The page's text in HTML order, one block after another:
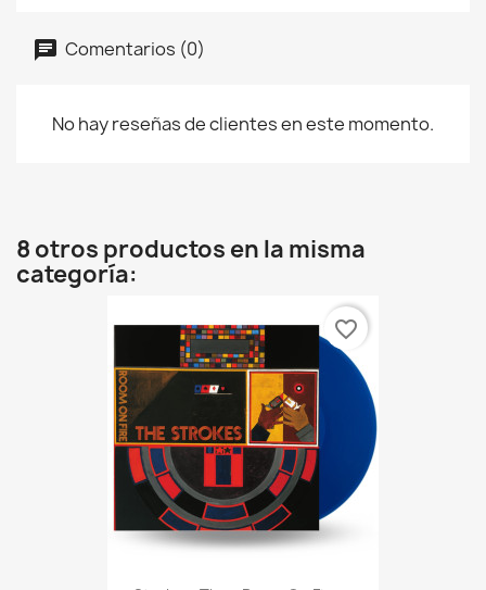
Comentarios (0)
No hay reseñas de clientes en este momento.
8 otros productos en la misma
categoría:
favorite_border